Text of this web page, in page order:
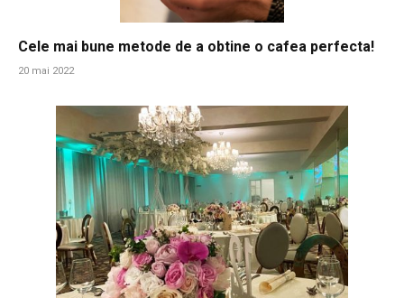
Cele mai bune metode de a obtine o cafea perfecta!
20 mai 2022